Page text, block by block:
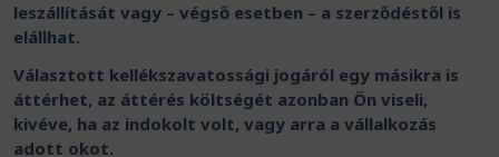
leszállítását vagy – végső esetben – a szerződéstől is
elállhat.
Választott kellékszavatossági jogáról egy másikra is
áttérhet, az áttérés költségét azonban Ön viseli,
kivéve, ha az indokolt volt, vagy arra a vállalkozás
adott okot.